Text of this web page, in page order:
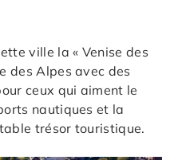
ville la « Venise des
des Alpes avec des
ceux qui aiment le
nautiques et la
trésor touristique.